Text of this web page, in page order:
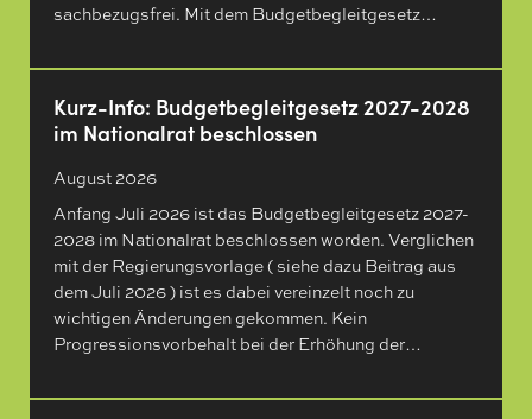
sachbezugsfrei. Mit dem Budgetbegleitgesetz…
Kurz-Info: Budgetbegleitgesetz 2027-2028
im Nationalrat beschlossen
August 2026
Anfang Juli 2026 ist das Budgetbegleitgesetz 2027-
2028 im Nationalrat beschlossen worden. Verglichen
mit der Regierungsvorlage ( siehe dazu Beitrag aus
dem Juli 2026 ) ist es dabei vereinzelt noch zu
wichtigen Änderungen gekommen. Kein
Progressionsvorbehalt bei der Erhöhung der…